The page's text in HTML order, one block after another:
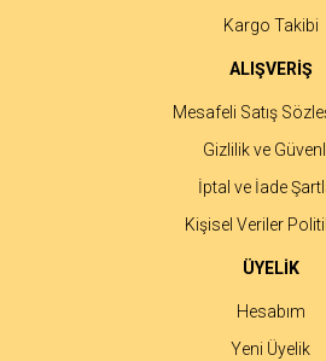
Kargo Takibi
ALIŞVERİŞ
Mesafeli Satış
Gizlilik ve
İptal ve İade
Kişisel Veriler
ÜYELİK
Hesabım
Yeni Üyelik